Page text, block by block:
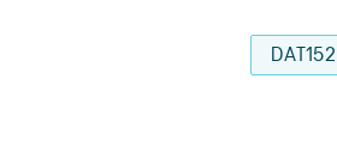
DAT152